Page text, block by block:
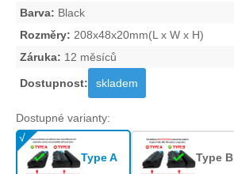
Barva: Black
Rozměry: 208x48x20mm(L x W x H)
Záruka: 12 měsíců
Dostupnost: skladem
Dostupné varianty:
Type A Type B